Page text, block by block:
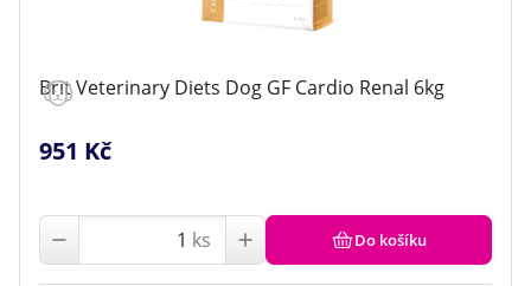
Brit Veterinary Diets Dog GF Cardio Renal 6kg
951 Kč
ks Do košíku